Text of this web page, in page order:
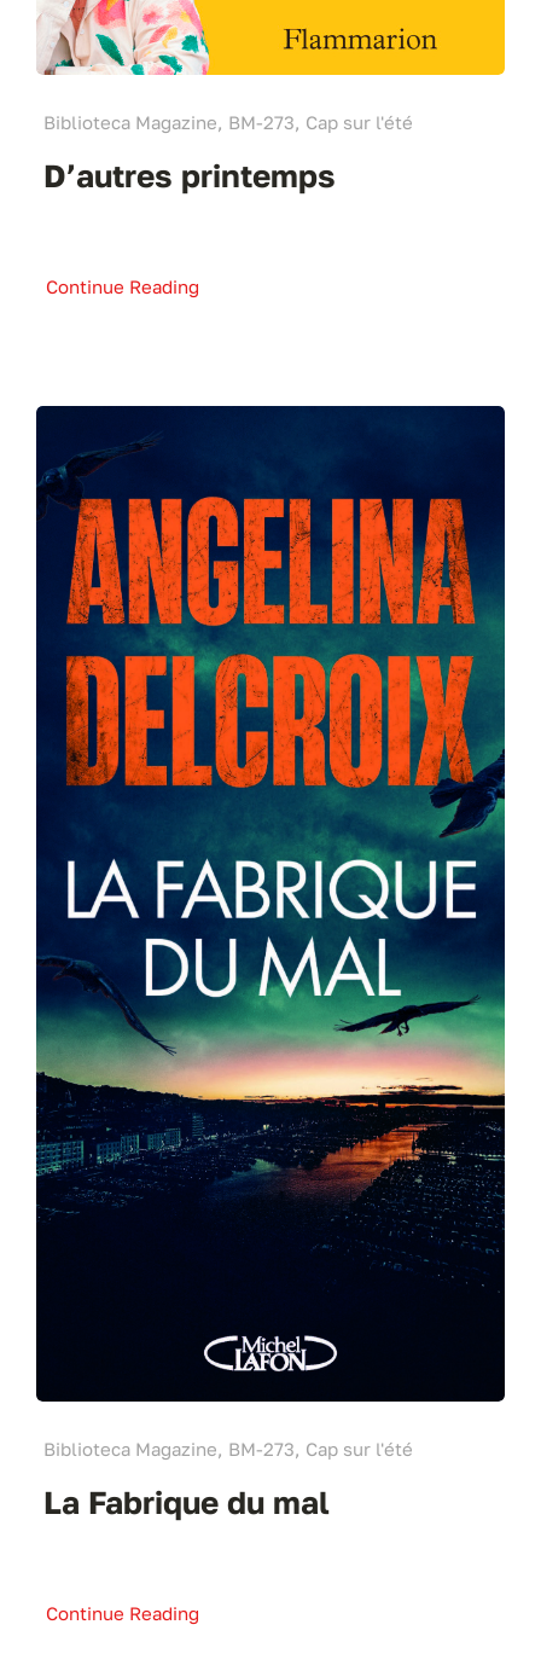
Biblioteca Magazine, BM-273, Cap sur l'été
D’autres printemps
Continue Reading
Biblioteca Magazine, BM-273, Cap sur l'été
La Fabrique du mal
Continue Reading